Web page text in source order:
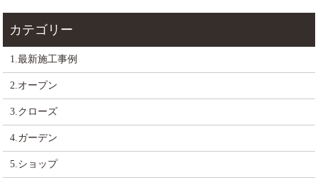
1.最新施工事例
2.オープン
3.クローズ
4.ガーデン
5.ショップ